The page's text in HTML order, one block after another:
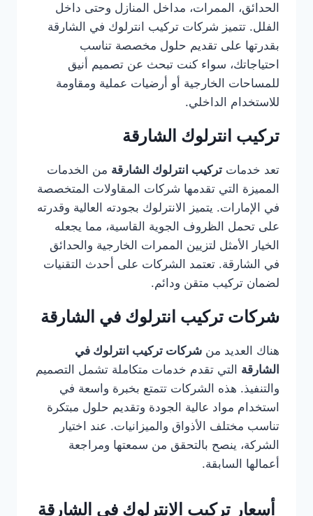
الحدائق، الممرات، مداخل المنازل وحتى داخل
الفلل. تتميز شركات تركيب انترلوك في الشارقة
بقدرتها على تقديم حلول مخصصة تناسب
احتياجاتك، سواء كنت تبحث عن تصميم أنيق
للمساحات الخارجية أو أرضيات عملية ومقاومة
للاستخدام الداخلي.
تركيب انترلوك الشارقة
تعد خدمات تركيب انترلوك الشارقة من الخدمات
المميزة التي تقدمها شركات المقاولات المتخصصة
في الإمارات. يتميز الانترلوك بجودته العالية وقدرته
على تحمل الظروف الجوية القاسية، مما يجعله
الخيار الأمثل لتزيين الممرات الخارجية والحدائق
في الشارقة. تعتمد الشركات على أحدث التقنيات
لضمان تركيب متقن ودائم.
شركات تركيب انترلوك في الشارقة
هناك العديد من شركات تركيب انترلوك في
الشارقة التي تقدم خدمات متكاملة تشمل التصميم
والتنفيذ. هذه الشركات تتمتع بخبرة واسعة في
استخدام مواد عالية الجودة وتقديم حلول مبتكرة
تناسب مختلف الأذواق والميزانيات. عند اختيار
الشركة، ينصح بالتحقق من سمعتها ومراجعة
أعمالها السابقة.
أسعار تركيب الانترلوك في الشارقة